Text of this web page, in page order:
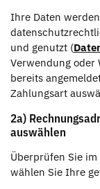
Ihre Daten
und genutzt (
Verwendung oder
bereits
Zahlungsart
2a)
auswählen
Überprüfen Sie
wählen Sie Ihre